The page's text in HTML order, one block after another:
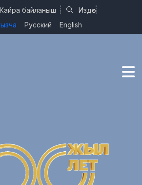
Кайра байланыш
Издөө
Русский English